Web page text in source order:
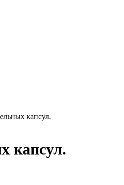
капсул.
капсул.